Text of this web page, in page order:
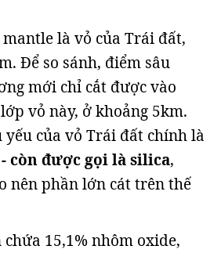
là vỏ của Trái đất,
Để so sánh, điểm sâu
mới chỉ cắt được vào
vỏ này, ở khoảng 5km.
yếu của vỏ Trái đất chính là
còn được gọi là silica,
nên phần lớn cát trên thế
15,1% nhôm oxide,